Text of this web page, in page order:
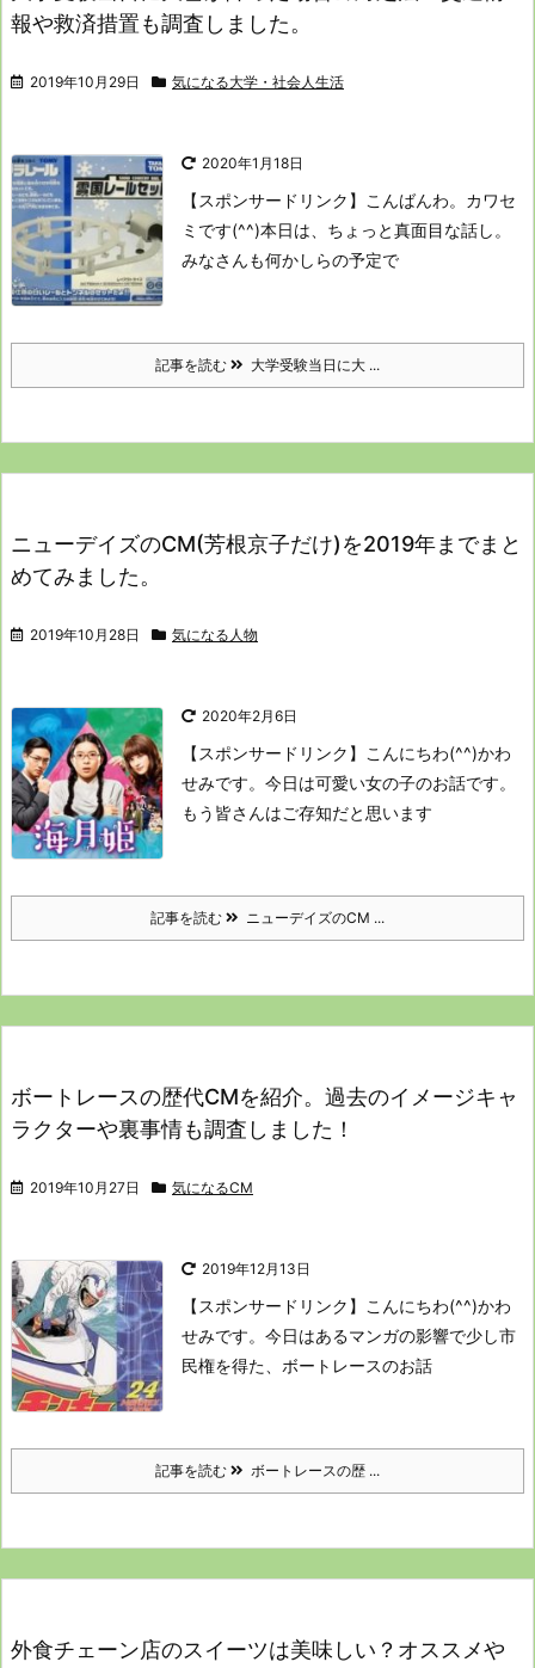
報や救済措置も調査しました。
2019年10月29日 気になる大学・社会人生活
2020年1月18日
【スポンサードリンク】
こんばんわ。カワセ
ミです(^^)本日は、ちょっと真面目な話し。
みなさんも何かしらの予定で
記事を読む 大学受験当日に大 ...
ニューデイズのCM(芳根京子だけ)を2019年までまと
めてみました。
2019年10月28日 気になる人物
2020年2月6日
【スポンサードリンク】
こんにちわ(^^)かわ
せみです。 今日は可愛い女の子のお話です。
もう皆さんはご存知だと思います
記事を読む ニューデイズのCM ...
ボートレースの歴代CMを紹介。過去のイメージキャ
ラクターや裏事情も調査しました！
2019年10月27日 気になるCM
2019年12月13日
【スポンサードリンク】
こんにちわ(^^)かわ
せみです。 今日はあるマンガの影響で少し市
民権を得た、 ボートレースのお話
記事を読む ボートレースの歴 ...
外食チェーン店のスイーツは美味しい？オススメや